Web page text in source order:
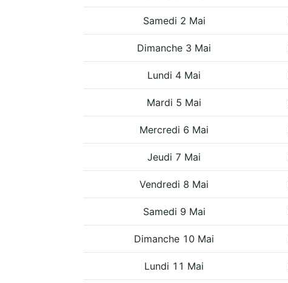
Samedi 2 Mai
Dimanche 3 Mai
Lundi 4 Mai
Mardi 5 Mai
Mercredi 6 Mai
Jeudi 7 Mai
Vendredi 8 Mai
Samedi 9 Mai
Dimanche 10 Mai
Lundi 11 Mai